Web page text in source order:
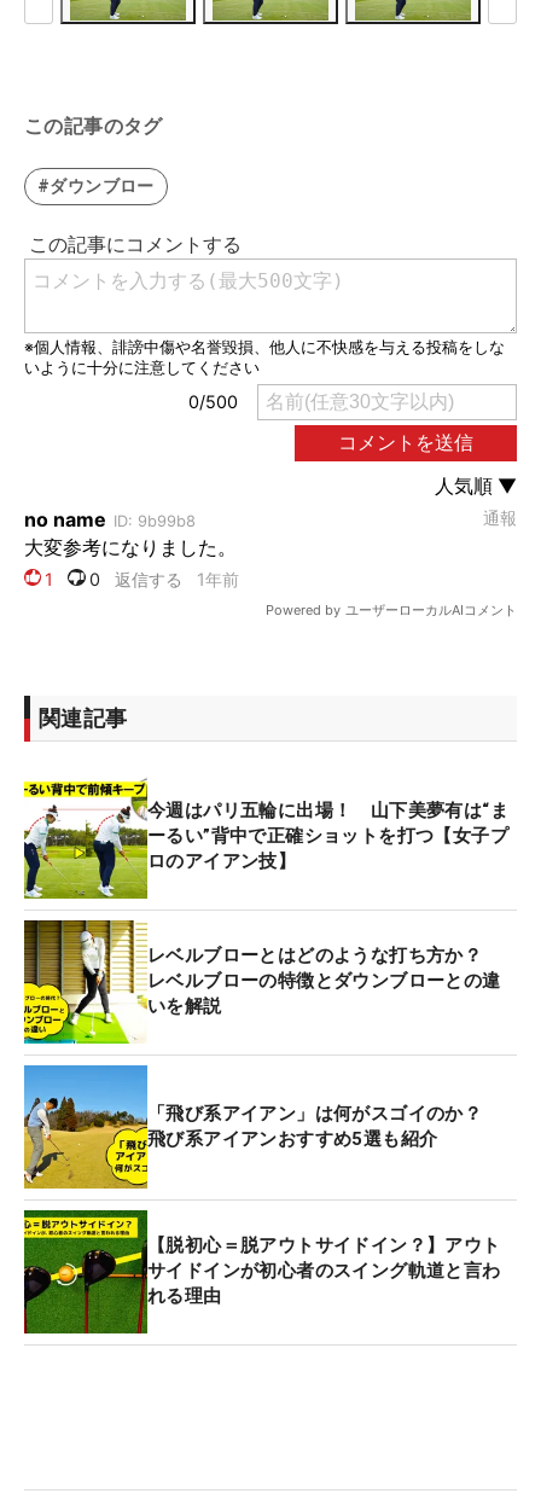
この記事のタグ
#ダウンブロー
関連記事
今週はパリ五輪に出場！ 山下美夢有は“ま
ーるい”背中で正確ショットを打つ【女子プ
ロのアイアン技】
レベルブローとはどのような打ち方か？
レベルブローの特徴とダウンブローとの違
いを解説
「飛び系アイアン」は何がスゴイのか？
飛び系アイアンおすすめ5選も紹介
【脱初心＝脱アウトサイドイン？】アウト
サイドインが初心者のスイング軌道と言わ
れる理由